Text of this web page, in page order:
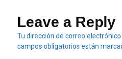
Leave a Reply
Tu dirección de correo electrónico
campos obligatorios están